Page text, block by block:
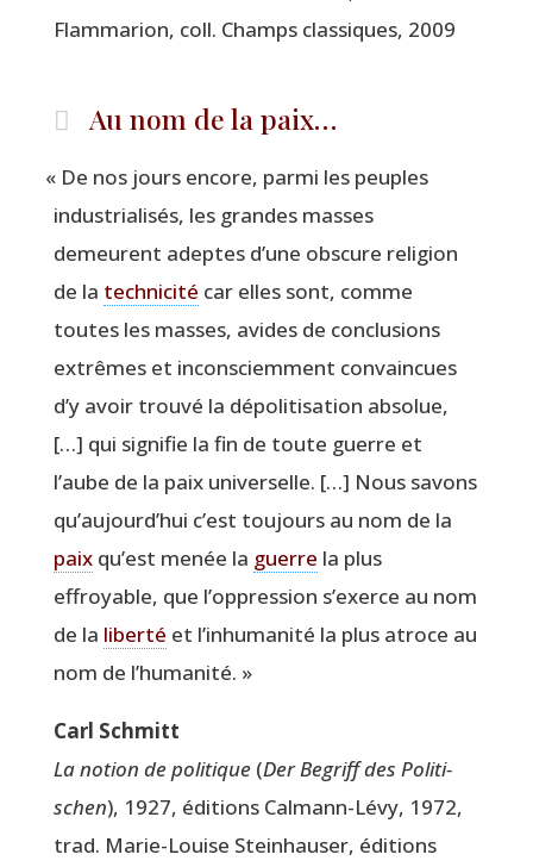
Flam­ma­rion, coll. Champs clas­siques, 2009
Au nom de la paix…
« De nos jours encore, par­mi les peuples
indus­tria­li­sés, les grandes masses
demeurent adeptes d’une obs­cure reli­gion
de la tech­ni­ci­té car elles sont, comme
toutes les masses, avides de conclu­sions
extrêmes et incons­ciem­ment convain­cues
d’y avoir trou­vé la dépo­li­ti­sa­tion abso­lue,
[…] qui signi­fie la fin de toute guerre et
l’aube de la paix uni­ver­selle. […] Nous savons
qu’aujourd’hui c’est tou­jours au nom de la
paixqu’est menée la guerre la plus
effroyable, que l’oppression s’exerce au nom
de la liber­té et l’inhumanité la plus atroce au
nom de l’humanité. »
Carl Schmitt
La notion de poli­tique(Der Begriff des Poli­ti­
schen), 1927, édi­tions Cal­mann-Lévy, 1972,
trad. Marie-Louise Stein­hau­ser, édi­tions